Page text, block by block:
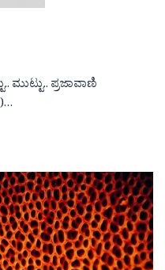
ಮುಟ್ಟು.. ಪ್ರಜಾವಾಣಿ